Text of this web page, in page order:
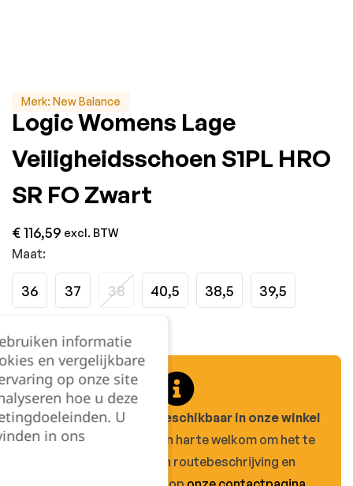
Merk: New Balance
Logic Womens Lage
Veiligheidsschoen S1PL HRO
SR FO Zwart
€116,59 excl. BTW
Maat:
36 37 38 40,5 38,5 39,5
41,5
Dit product is enkel beschikbaar in onze winkel
in Beerzel.
Je bent van harte welkom om het te
komen passen! Een routebeschrijving en
informatie
en vergelijkbare
op onze site
hoe u deze
U
in ons